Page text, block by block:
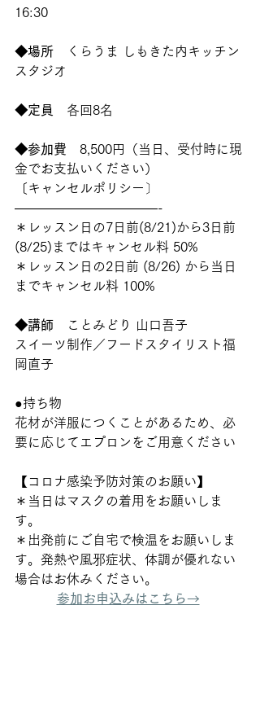
16:30
◆場所 くらうま しもきた内キッチン
スタジオ
◆定員 各回8名
◆参加費 8,500円（当日、受付時に現
金でお支払いください）
〔キャンセルポリシー〕
———————————-
＊レッスン日の7日前(8/21)から3日前
(8/25)まではキャンセル料 50%
＊レッスン日の2日前 (8/26) から当日
までキャンセル料 100%
◆講師 ことみどり 山口吾子
スイーツ制作／フードスタイリスト福
岡直子
●持ち物
花材が洋服につくことがあるため、必
要に応じてエプロンをご用意ください
【コロナ感染予防対策のお願い】
＊当日はマスクの着用をお願いしま
す。
＊出発前にご自宅で検温をお願いしま
す。発熱や風邪症状、体調が優れない
場合はお休みください。
参加お申込みはこちら→